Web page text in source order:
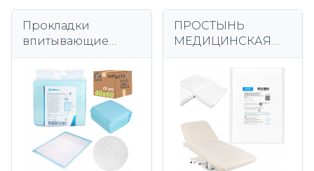
Прокладки
впитывающие
40х60
гигиенические
BETAtex+ ЗАРИС 25
ПРОСТЫНЬ
МЕДИЦИНСКАЯ
10 шт. Эко-гигиена